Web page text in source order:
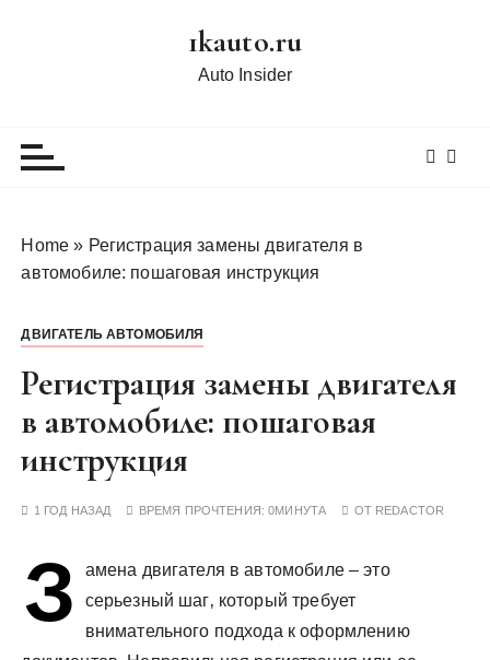
1kauto.ru
Auto Insider
Home » Регистрация замены двигателя в
автомобиле: пошаговая инструкция
ДВИГАТЕЛЬ АВТОМОБИЛЯ
Регистрация замены двигателя
в автомобиле: пошаговая
инструкция
1 ГОД НАЗАД ВРЕМЯ ПРОЧТЕНИЯ:0МИНУТА ОТ REDACTOR
З
амена двигателя в автомобиле – это
серьезный шаг‚ который требует
внимательного подхода к оформлению